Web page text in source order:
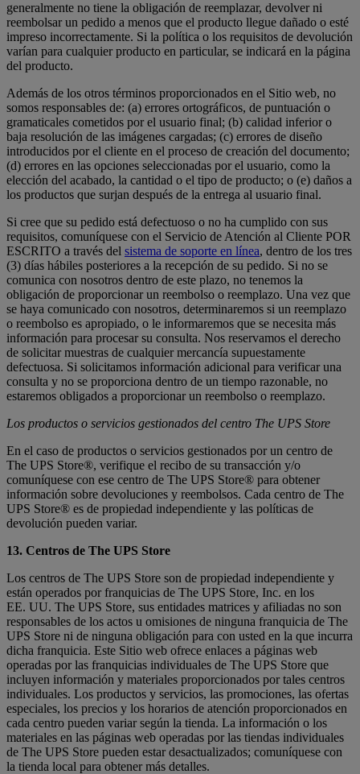
generalmente no tiene la obligación de reemplazar, devolver ni
reembolsar un pedido a menos que el producto llegue dañado o esté
impreso incorrectamente. Si la política o los requisitos de devolución
varían para cualquier producto en particular, se indicará en la página
del producto.
Además de los otros términos proporcionados en el Sitio web, no
somos responsables de: (a) errores ortográficos, de puntuación o
gramaticales cometidos por el usuario final; (b) calidad inferior o
baja resolución de las imágenes cargadas; (c) errores de diseño
introducidos por el cliente en el proceso de creación del documento;
(d) errores en las opciones seleccionadas por el usuario, como la
elección del acabado, la cantidad o el tipo de producto; o (e) daños a
los productos que surjan después de la entrega al usuario final.
Si cree que su pedido está defectuoso o no ha cumplido con sus
requisitos, comuníquese con el Servicio de Atención al Cliente POR
ESCRITO a través del sistema de soporte en línea, dentro de los tres
(3) días hábiles posteriores a la recepción de su pedido. Si no se
comunica con nosotros dentro de este plazo, no tenemos la
obligación de proporcionar un reembolso o reemplazo. Una vez que
se haya comunicado con nosotros, determinaremos si un reemplazo
o reembolso es apropiado, o le informaremos que se necesita más
información para procesar su consulta. Nos reservamos el derecho
de solicitar muestras de cualquier mercancía supuestamente
defectuosa. Si solicitamos información adicional para verificar una
consulta y no se proporciona dentro de un tiempo razonable, no
estaremos obligados a proporcionar un reembolso o reemplazo.
Los productos o servicios gestionados del centro The UPS Store
En el caso de productos o servicios gestionados por un centro de
The UPS Store®, verifique el recibo de su transacción y/o
comuníquese con ese centro de The UPS Store® para obtener
información sobre devoluciones y reembolsos. Cada centro de The
UPS Store® es de propiedad independiente y las políticas de
devolución pueden variar.
13. Centros de The UPS Store
Los centros de The UPS Store son de propiedad independiente y
están operados por franquicias de The UPS Store, Inc. en los
EE. UU. The UPS Store, sus entidades matrices y afiliadas no son
responsables de los actos u omisiones de ninguna franquicia de The
UPS Store ni de ninguna obligación para con usted en la que incurra
dicha franquicia. Este Sitio web ofrece enlaces a páginas web
operadas por las franquicias individuales de The UPS Store que
incluyen información y materiales proporcionados por tales centros
individuales. Los productos y servicios, las promociones, las ofertas
especiales, los precios y los horarios de atención proporcionados en
cada centro pueden variar según la tienda. La información o los
materiales en las páginas web operadas por las tiendas individuales
de The UPS Store pueden estar desactualizados; comuníquese con
la tienda local para obtener más detalles.